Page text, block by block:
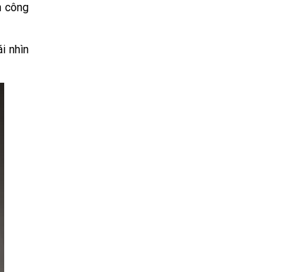
công
nhìn